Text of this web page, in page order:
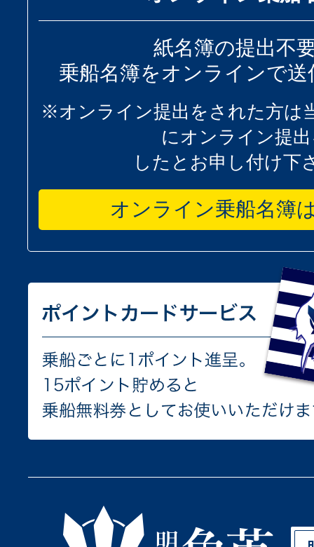
紙名簿の提出不
乗船名簿をオンラインで
※オンライン提出をされた方は
にオンライン提
したとお申し付け下
オンライン乗船名簿